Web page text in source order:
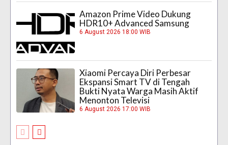
Amazon Prime Video Dukung
HDR10+ Advanced Samsung
6 August 2026 18:00 WIB
Xiaomi Percaya Diri Perbesar
Ekspansi Smart TV di Tengah
Bukti Nyata Warga Masih Aktif
Menonton Televisi
6 August 2026 17:00 WIB